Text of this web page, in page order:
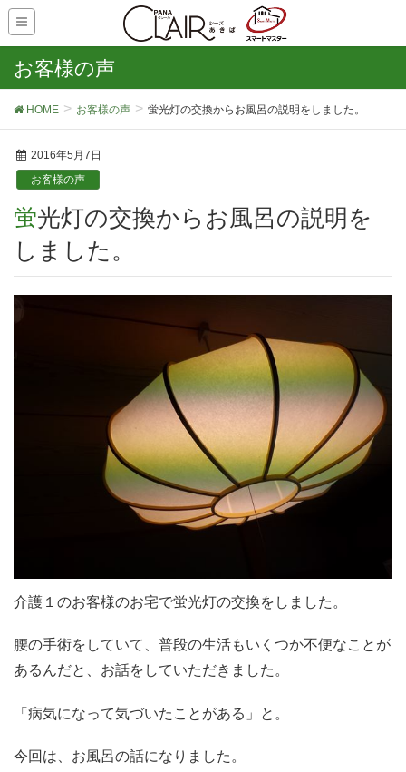
お客様の声
HOME お客様の声 蛍光灯の交換からお風呂の説明をしました。
2016年5月7日
お客様の声
蛍光灯の交換からお風呂の説明を
しました。
介護１のお客様のお宅で蛍光灯の交換をしました。
腰の手術をしていて、普段の生活もいくつか不便なことが
あるんだと、お話をしていただきました。
「病気になって気づいたことがある」と。
今回は、お風呂の話になりました。